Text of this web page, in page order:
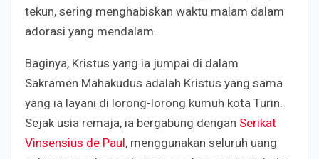
tekun, sering menghabiskan waktu malam dalam
adorasi yang mendalam.
Baginya, Kristus yang ia jumpai di dalam
Sakramen Mahakudus adalah Kristus yang sama
yang ia layani di lorong-lorong kumuh kota Turin.
Sejak usia remaja, ia bergabung dengan Serikat
Vinsensius de Paul, menggunakan seluruh uang